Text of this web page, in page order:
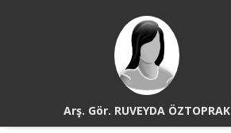
Arş. Gör. RUVEYDA ÖZTOPRAK